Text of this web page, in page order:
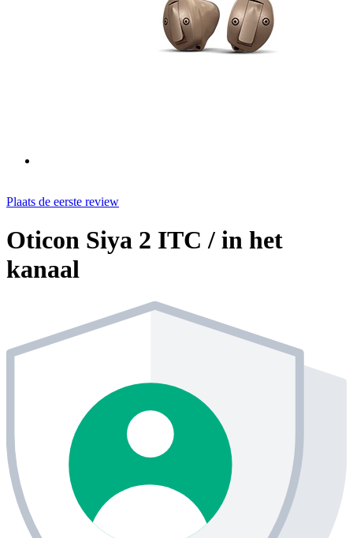
Plaats de eerste review
Oticon Siya 2 ITC / in het
kanaal